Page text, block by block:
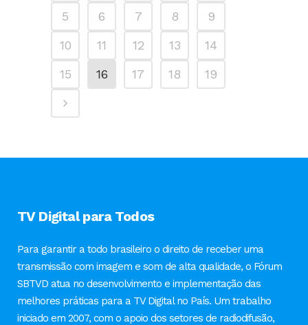
5
6 7 8
9
10
11 12 13
14
15
16 17 18 19
TV Digital para Todos
Para garantir a todo brasileiro o direito de receber uma
transmissão com imagem e som de alta qualidade, o Fórum
SBTVD atua no desenvolvimento e implementação das
melhores práticas para a TV Digital no País. Um trabalho
iniciado em 2007, com o apoio dos setores de radiodifusão,